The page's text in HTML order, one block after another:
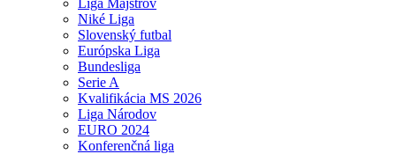
Liga Majstrov
Niké Liga
Slovenský futbal
Európska Liga
Bundesliga
Serie A
Kvalifikácia MS 2026
Liga Národov
EURO 2024
Konferenčná liga